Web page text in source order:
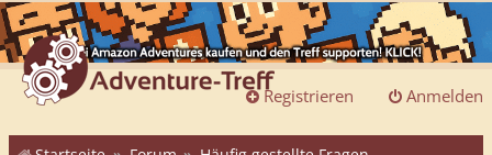
Anmelden
Registrieren